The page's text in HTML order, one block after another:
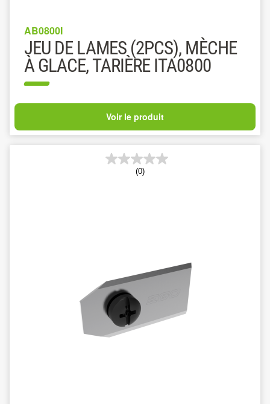
AB0800I
JEU DE LAMES (2PCS), MÈCHE
À GLACE, TARIÈRE ITA0800
Voir le produit
(0)